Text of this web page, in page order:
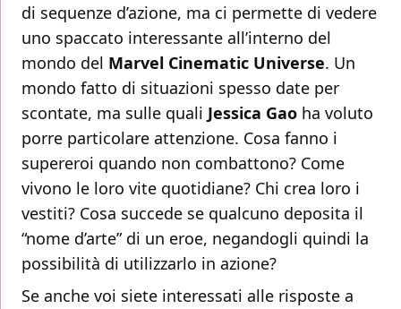
di sequenze d’azione, ma ci permette di vedere
uno spaccato interessante all’interno del
mondo del Marvel Cinematic Universe. Un
mondo fatto di situazioni spesso date per
scontate, ma sulle quali Jessica Gao ha voluto
porre particolare attenzione. Cosa fanno i
supereroi quando non combattono? Come
vivono le loro vite quotidiane? Chi crea loro i
vestiti? Cosa succede se qualcuno deposita il
“nome d’arte” di un eroe, negandogli quindi la
possibilità di utilizzarlo in azione?
Se anche voi siete interessati alle risposte a